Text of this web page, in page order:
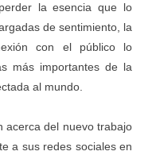
la esencia que lo
de sentimiento, la
con el público lo
más importantes de la
al mundo.
acerca del nuevo trabajo
a sus redes sociales en